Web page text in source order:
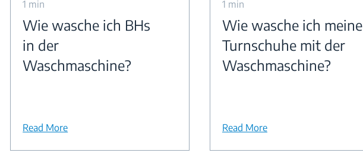
1 min
Wie wasche ich BHs
in der
Waschmaschine?
Read More
1 min
Wie wasche ich meine
Turnschuhe mit der
Waschmaschine?
Read More